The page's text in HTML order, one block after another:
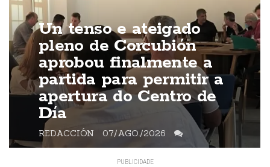
Un tenso e ateigado
pleno de Corcubión
aprobou finalmente a
partida para permitir a
apertura do Centro de
Día
REDACCIÓN 07/AGO./2026